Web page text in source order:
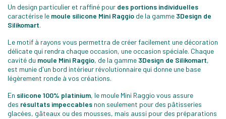
Un design particulier et raffiné pour des portions individuelles
caractérise le moule silicone Mini Raggio de la gamme 3Design de
Silikomart.
Le motif à rayons vous permettra de créer facilement une décoration
délicate qui rendra chaque occasion, une occasion spéciale. Chaque
cavité du moule Mini Raggio, de la gamme 3Design de Silikomart,
est munie d'un bord intérieur révolutionnaire qui donne une base
légèrement ronde à vos créations.
En silicone 100% platinium, le moule Mini Raggio vous assure
des résultats impeccables non seulement pour des pâtisseries
glacées, gâteaux ou des mousses, mais aussi pour des préparations